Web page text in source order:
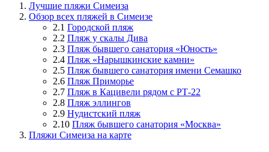
Лучшие пляжи Симеиза
Обзор всех пляжей в Симеизе
2.1 Городской пляж
2.2 Пляж у скалы Дива
2.3 Пляж бывшего санатория «Юность»
2.4 Пляж «Нарышкинские камни»
2.5 Пляж бывшего санатория имени Семашко
2.6 Пляж Приморье
2.7 Пляж в Кацивели рядом с РТ-22
2.8 Пляж эллингов
2.9 Нудистский пляж
2.10 Пляж бывшего санатория «Москва»
Пляжи Симеиза на карте